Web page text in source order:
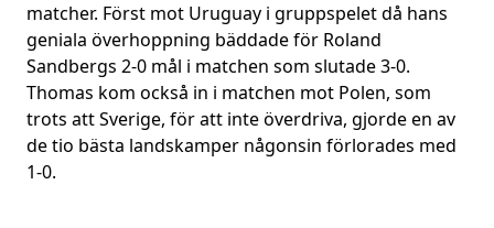
matcher. Först mot Uruguay i gruppspelet då hans
geniala överhoppning bäddade för Roland
Sandbergs 2-0 mål i matchen som slutade 3-0.
Thomas kom också in i matchen mot Polen, som
trots att Sverige, för att inte överdriva, gjorde en av
de tio bästa landskamper någonsin förlorades med
1-0.